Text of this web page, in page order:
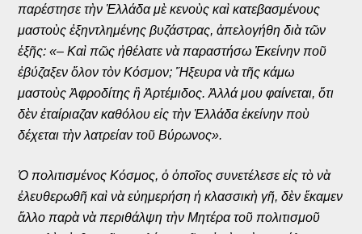
παρέστησε τὴν Ἑλλάδα μὲ κενοὺς καὶ κατεβασμένους
μαστοὺς ἐξηντλημένης βυζάστρας, ἀπελογήθη διὰ τῶν
ἑξῆς: «– Καὶ πῶς ἠθέλατε νὰ παραστήσω Ἐκείνην ποῦ
ἐβύζαξεν ὅλον τὸν Κόσμον; Ἤξευρα νὰ τῆς κάμω
μαστοὺς Ἀφροδίτης ἢ Ἀρτέμιδος. Ἀλλά μου φαίνεται, ὅτι
δὲν ἐταίριαζαν καθόλου εἰς τὴν Ἑλλάδα ἐκείνην ποὺ
δέχεται τὴν λατρείαν τοῦ Βύρωνος».
Ὁ πολιτισμένος Κόσμος, ὁ ὁποῖος συνετέλεσε εἰς τὸ νὰ
ἐλευθερωθῆ καὶ νὰ εὐημερήση ἡ κλασσικὴ γῆ, δὲν ἔκαμεν
ἄλλο παρὰ νὰ περιθάλψη τὴν Μητέρα τοῦ πολιτισμοῦ